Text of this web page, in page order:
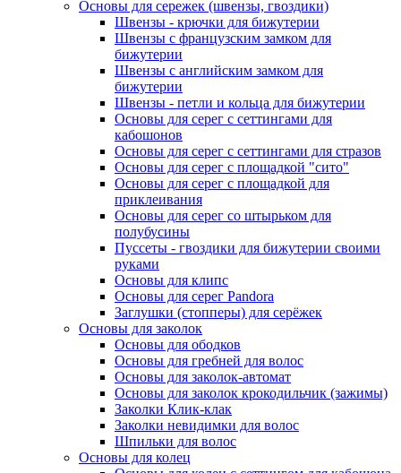
Основы для сережек (швензы, гвоздики)
Швензы - крючки для бижутерии
Швензы с французским замком для
бижутерии
Швензы с английским замком для
бижутерии
Швензы - петли и кольца для бижутерии
Основы для серег с сеттингами для
кабошонов
Основы для серег с сеттингами для стразов
Основы для серег с площадкой "сито"
Основы для серег с площадкой для
приклеивания
Основы для серег со штырьком для
полубусины
Пуссеты - гвоздики для бижутерии своими
руками
Основы для клипс
Основы для серег Pandora
Заглушки (стопперы) для серёжек
Основы для заколок
Основы для ободков
Основы для гребней для волос
Основы для заколок-автомат
Основы для заколок крокодильчик (зажимы)
Заколки Клик-клак
Заколки невидимки для волос
Шпильки для волос
Основы для колец